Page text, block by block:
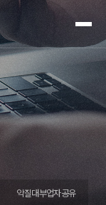
악질대부업자공유